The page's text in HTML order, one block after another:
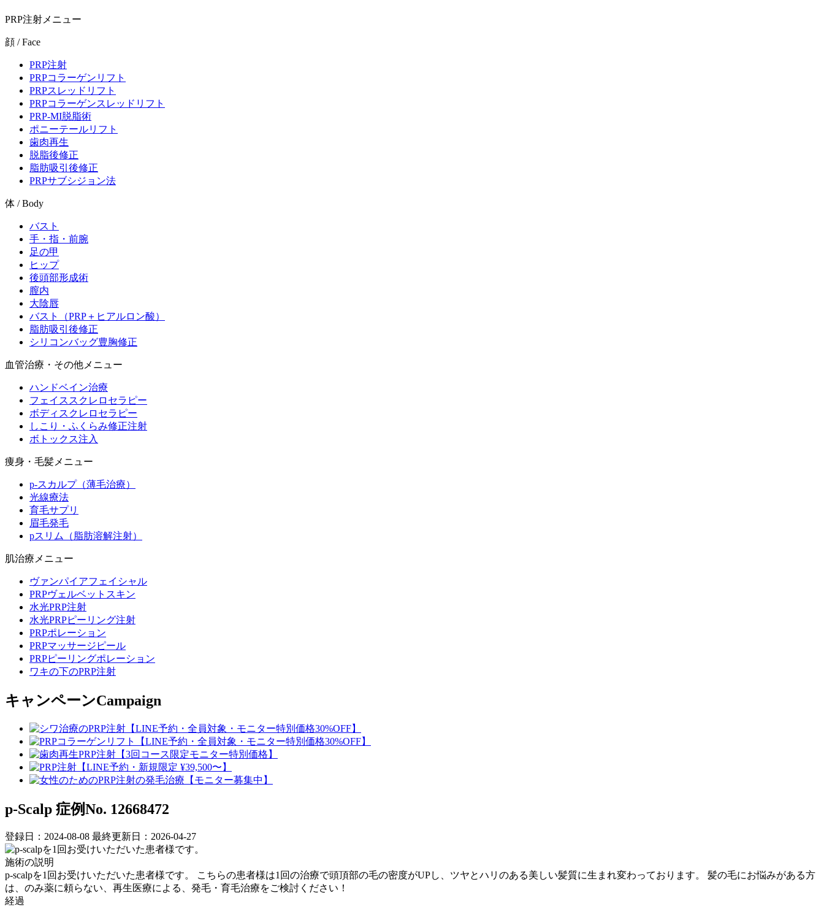
PRP注射メニュー
顔 / Face
PRP注射
PRPコラーゲンリフト
PRPスレッドリフト
PRPコラーゲンスレッドリフト
PRP-MI脱脂術
ポニーテールリフト
歯肉再生
脱脂後修正
脂肪吸引後修正
PRPサブシジョン法
体 / Body
バスト
手・指・前腕
足の甲
ヒップ
後頭部形成術
膣内
大陰唇
バスト（PRP＋ヒアルロン酸）
脂肪吸引後修正
シリコンバッグ豊胸修正
血管治療・その他メニュー
ハンドベイン治療
フェイススクレロセラピー
ボディスクレロセラピー
しこり・ふくらみ修正注射
ボトックス注入
痩身・毛髪メニュー
p-スカルプ（薄毛治療）
光線療法
育毛サプリ
眉毛発毛
pスリム（脂肪溶解注射）
肌治療メニュー
ヴァンパイアフェイシャル
PRPヴェルベットスキン
水光PRP注射
水光PRPピーリング注射
PRPポレーション
PRPマッサージピール
PRPピーリングポレーション
ワキの下のPRP注射
キャンペーンCampaign
p-Scalp 症例No. 12668472
登録日：2024-08-08 最終更新日：2026-04-27
施術の説明
p-scalpを1回お受けいただいた患者様です。 こちらの患者様は1回の治療で頭頂部の毛の密度がUPし、ツヤとハリのある美しい髪質に生まれ変わっております。 ⁡髪の毛にお悩みがある方
は、のみ薬に頼らない、再生医療による、発毛・育毛治療をご検討ください！
経過